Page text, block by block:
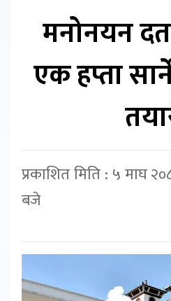
मनोनयन
एक हप्ता
प्रकाशित मिति : ५ माघ
बजे